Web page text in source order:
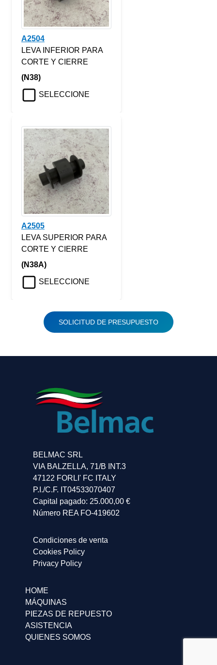
A2504
LEVA INFERIOR PARA
CORTE Y CIERRE
(N38)
SELECCIONE
A2505
LEVA SUPERIOR PARA
CORTE Y CIERRE
(N38A)
SELECCIONE
SOLICITUD DE PRESUPUESTO
BELMAC SRL
VIA BALZELLA, 71/B INT.3
47122 FORLI' FC ITALY
P.I./C.F. IT04533070407
Capital pagado: 25.000,00 €
Número REA FO-419602
Condiciones de venta
Cookies Policy
Privacy Policy
HOME
MÁQUINAS
PIEZAS DE REPUESTO
ASISTENCIA
QUIENES SOMOS